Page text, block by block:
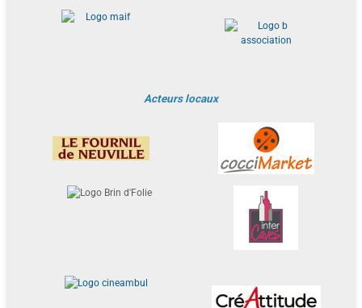
Acteurs locaux